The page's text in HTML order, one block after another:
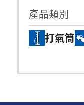
產品類別
打氣筒